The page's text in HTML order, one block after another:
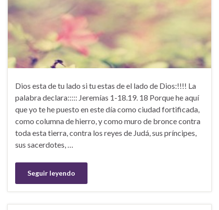
Dios esta de tu lado si tu estas de el lado de Dios:!!!! La
palabra declara::::: Jeremías 1-18.19. 18 Porque he aquí
que yo te he puesto en este día como ciudad fortificada,
como columna de hierro, y como muro de bronce contra
toda esta tierra, contra los reyes de Judá, sus príncipes,
sus sacerdotes, …
Seguir leyendo